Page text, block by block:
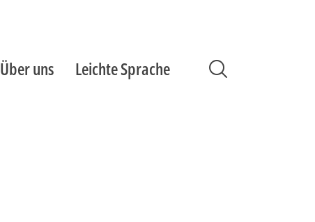
Über uns Leichte Sprache